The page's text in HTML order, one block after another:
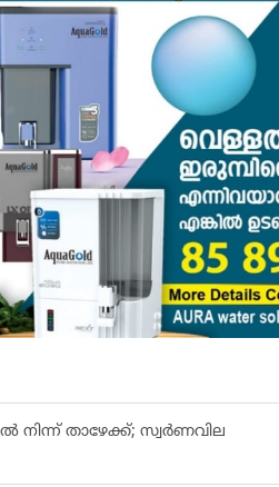
നിന്ന് താഴേക്ക്; സ്വർണവില